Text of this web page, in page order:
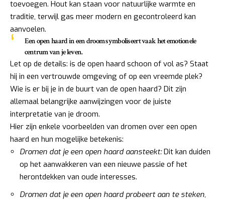
toevoegen. Hout kan staan voor natuurlijke warmte en
traditie, terwijl gas meer modern en gecontroleerd kan
aanvoelen.
Een open haard in een droom symboliseert vaak het emotionele
centrum van je leven.
Let op de details: is de open haard schoon of vol as? Staat
hij in een vertrouwde omgeving of op een vreemde plek?
Wie is er bij je in de buurt van de open haard? Dit zijn
allemaal belangrijke aanwijzingen voor de juiste
interpretatie van je droom.
Hier zijn enkele voorbeelden van dromen over een open
haard en hun mogelijke betekenis:
Dromen dat je een open haard aansteekt:Dit kan duiden
op het aanwakkeren van een nieuwe passie of het
herontdekken van oude interesses.
Dromen dat je een open haard probeert aan te steken,